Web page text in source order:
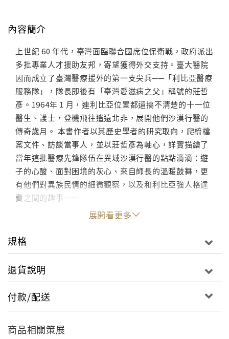
內容簡介
上世紀 60 年代，臺灣面臨聯合國席位保衛戰，政府派出
多批專業人才援助友邦，寄望獲得外交支持。臺大醫院
因而成立了臺灣醫療援外的第一支尖兵──「利比亞醫療
服務隊」，隊長即後有「臺灣愛滋病之父」稱號的莊哲
彥。1964年 1 月，連利比亞位置都還搞不清楚的十一位
醫生、護士，登機飛往遙遠北非，展開他們沙漠行醫的
傳奇歲月。 本書作者以其歷史學者的研究取向，爬梳檔
案文件、訪談當事人，並以莊哲彥為軸心，詳實描繪了
當年這批醫療先鋒隊伍在異域沙漠行醫的點點滴滴：遊
子的心酸、面對困境的灰心、來自師長的溫暖鼓舞，更
有他們對異族民情的細微觀察，以及和利比亞強人格達
費之間的趣事……
展開看更多
規格
退貨說明
付款/配送
商品相關策展